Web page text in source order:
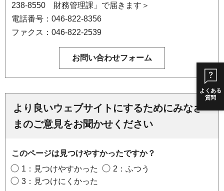
よくある
質問
238-8550 財務管理課」で届きます＞
電話番号：046-822-8356
ファクス：046-822-2539
より良いウェブサイトにするためにみなさ
まのご意見をお聞かせください
このページは見つけやすかったですか？
1：見つけやすかった
2：ふつう
3：見つけにくかった